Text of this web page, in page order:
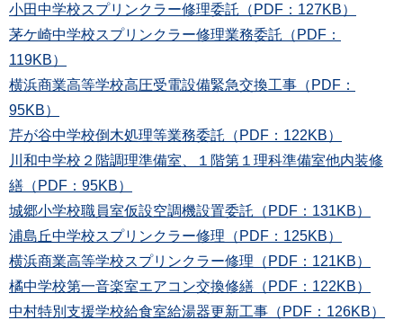
小田中学校スプリンクラー修理委託（PDF：127KB）
茅ケ崎中学校スプリンクラー修理業務委託（PDF：
119KB）
横浜商業高等学校高圧受電設備緊急交換工事（PDF：
95KB）
芹が谷中学校倒木処理等業務委託（PDF：122KB）
川和中学校２階調理準備室、１階第１理科準備室他内装修
繕（PDF：95KB）
城郷小学校職員室仮設空調機設置委託（PDF：131KB）
浦島丘中学校スプリンクラー修理（PDF：125KB）
横浜商業高等学校スプリンクラー修理（PDF：121KB）
橘中学校第一音楽室エアコン交換修繕（PDF：122KB）
中村特別支援学校給食室給湯器更新工事（PDF：126KB）